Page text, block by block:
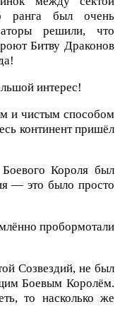
ранга был очень
решили, что
Битву Драконов
интерес!
и чистым способом
континент пришёл
Короля был
— это было просто
пробормотали
Созвездий, не был
Боевым Королём.
то насколько же